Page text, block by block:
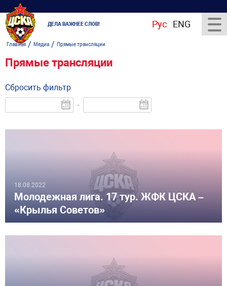
ДЕЛА ВАЖНЕЕ СЛОВ! Рус ENG
Главная/ Медиа / Прямые трансляции
Прямые трансляции
Сбросить фильтр
-
18.08.2022
Молодежная лига. 17 тур. ЖФК ЦСКА –
«Крылья Советов»